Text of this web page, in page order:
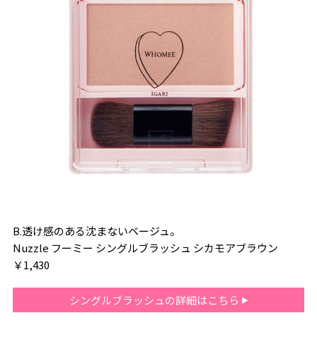
B.透け感のある沈まないベージュ。
Nuzzle フーミー シングルブラッシュ シカモアブラウン
￥1,430
シングルブラッシュの詳細はこちら